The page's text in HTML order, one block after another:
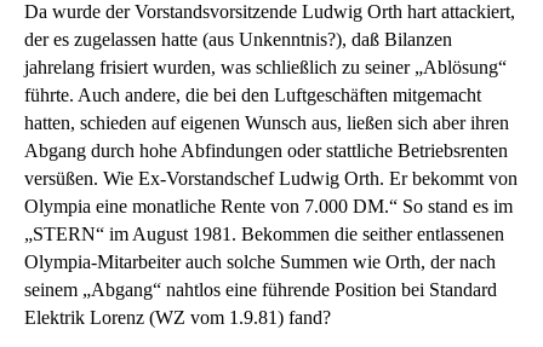
Da wurde der Vorstandsvorsitzende Ludwig Orth hart attackiert,
der es zugelassen hatte (aus Unkenntnis?), daß Bilanzen
jahrelang frisiert wurden, was schließlich zu seiner „Ablösung“
führte. Auch andere, die bei den Luftgeschäften mitgemacht
hatten, schieden auf eigenen Wunsch aus, ließen sich aber ihren
Abgang durch hohe Abfindungen oder stattliche Betriebsrenten
versüßen. Wie Ex-Vorstandschef Ludwig Orth. Er bekommt von
Olympia eine monatliche Rente von 7.000 DM.“ So stand es im
„STERN“ im August 1981. Bekommen die seither entlassenen
Olympia-Mitarbeiter auch solche Summen wie Orth, der nach
seinem „Abgang“ nahtlos eine führende Position bei Standard
Elektrik Lorenz (WZ vom 1.9.81) fand?